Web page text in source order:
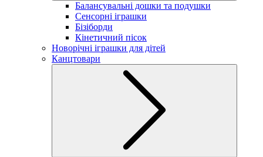
Балансувальні дошки та подушки
Сенсорні іграшки
Бізіборди
Кінетичний пісок
Новорічні іграшки для дітей
Канцтовари